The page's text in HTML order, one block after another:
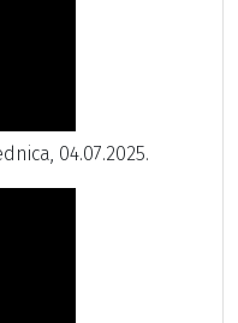
04.07.2025.